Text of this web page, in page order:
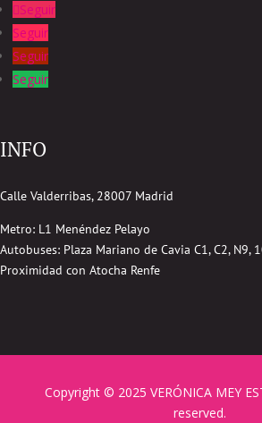
Seguir
Seguir
Seguir
Seguir
INFO
Calle Valderribas, 28007 Madrid
Metro: L1 Menéndez Pelayo
Autobuses: Plaza Mariano de Cavia C1, C2, N9,
Proximidad con Atocha Renfe
Copyright © 2025 VERÓNICA MEY
reserved.